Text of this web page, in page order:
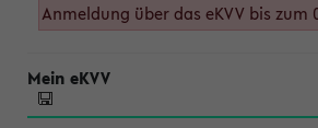
Anmeldung über das eKVV bis zum